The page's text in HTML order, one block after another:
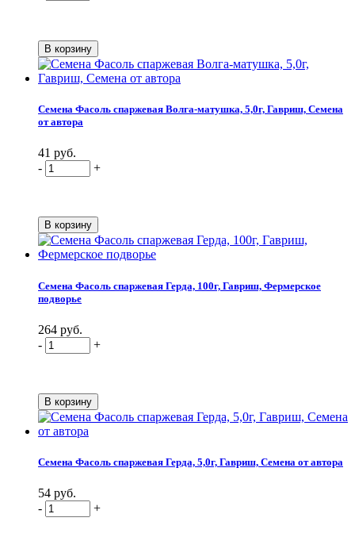
Семена Фасоль спаржевая Волга-матушка, 5,0г, Гавриш, Семена
от автора
41 руб.
-
+
Семена Фасоль спаржевая Герда, 100г, Гавриш, Фермерское
подворье
264 руб.
-
+
Семена Фасоль спаржевая Герда, 5,0г, Гавриш, Семена от автора
54 руб.
-
+